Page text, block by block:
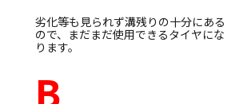
劣化等も見られず溝残りの十分にある
ので、まだまだ使用できるタイヤにな
ります。
B